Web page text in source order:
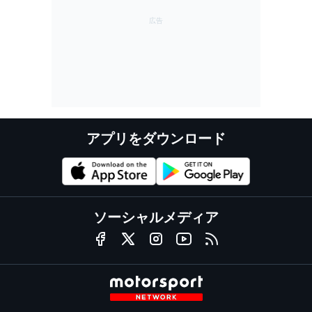
アプリをダウンロード
ソーシャルメディア